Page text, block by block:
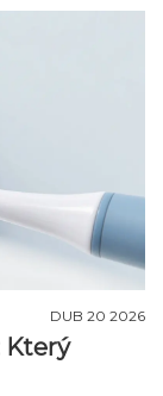
DUB 20 2026
Který